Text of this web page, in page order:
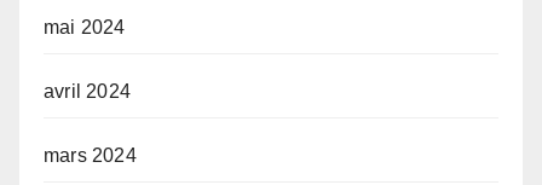
mai 2024
avril 2024
mars 2024